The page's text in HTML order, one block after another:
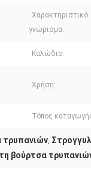
Χαρακτηριστικό
γνώρισμα:
Καλώδιο:
Χρήση:
Τόπος
τρυπανιών,
βούρτσα